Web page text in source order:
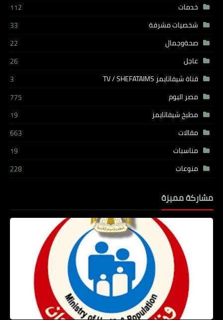
خدمات
112
شخصيات مشرفة
33
صحةوجمال
22
عاجل
26
قناة شيفاتايمز TV / SHEFATAIMS
3
مصر اليوم
775
مطبخ شيفاتايمز
19
مقالات
663
مناسبات
19
منوعات
228
مشاركة مميزة